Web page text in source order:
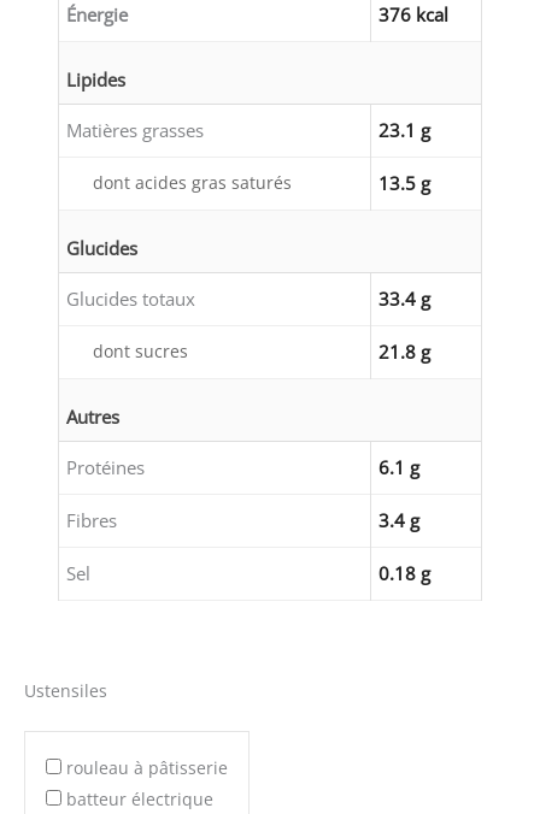
Énergie 376 kcal
Lipides
Matières grasses 23.1 g
dont acides gras saturés 13.5 g
Glucides
Glucides totaux 33.4 g
dont sucres 21.8 g
Autres
Protéines 6.1 g
Fibres 3.4 g
Sel 0.18 g
Ustensiles
rouleau à pâtisserie
batteur électrique